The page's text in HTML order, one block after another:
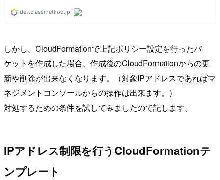
しかし、CloudFormationで上記ポリシー設定を行ったバ
ケットを作成した場合、作成後のCloudFormationからの更
新や削除が出来なくなります。（対象IPアドレスであればマ
ネジメントコンソールからの操作は出来ます。）
対処するための条件を試してみましたので記します。
IPアドレス制限を行うCloudFormationテ
ンプレート